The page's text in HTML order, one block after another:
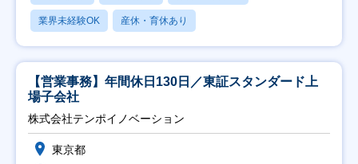
業界未経験OK 産休・育休あり
【営業事務】年間休日130日／東証スタンダード上
場子会社
株式会社テンポイノベーション
東京都